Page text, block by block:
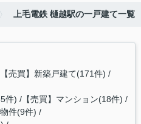
上毛電鉄 樋越駅の一戸建て一覧
【売買】新築戸建て(171件)
件) 【売買】マンション(18件)
件(9件)